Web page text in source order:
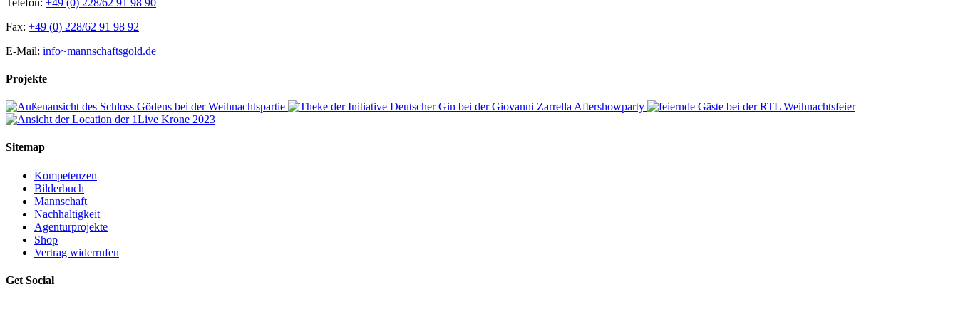
Fax: +49 (0) 228/62 91 98 92
E-Mail: info~mannschaftsgold.de
Projekte
Sitemap
Kompetenzen
Bilderbuch
Mannschaft
Nachhaltigkeit
Agenturprojekte
Shop
Vertrag widerrufen
Get Social